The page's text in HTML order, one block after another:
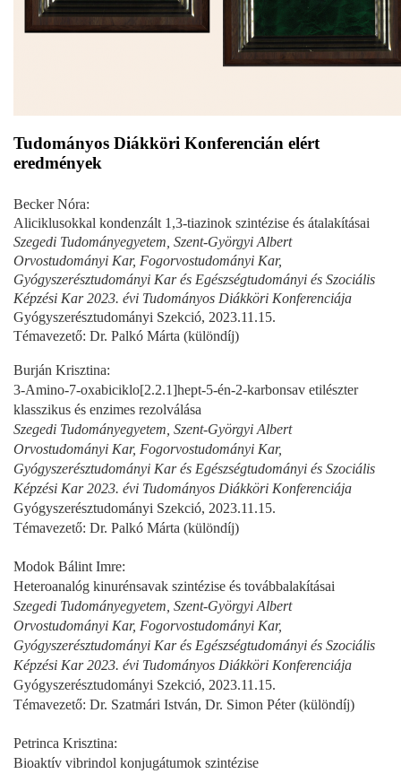
Tudományos Diákköri Konferencián elért
eredmények
Becker Nóra:
Aliciklusokkal kondenzált 1,3-tiazinok szintézise és átalakításai
Szegedi Tudományegyetem, Szent-Györgyi Albert
Orvostudományi Kar, Fogorvostudományi Kar,
Gyógyszerésztudományi Kar és Egészségtudományi és Szociális
Képzési Kar 2023. évi Tudományos Diákköri Konferenciája
Gyógyszerésztudományi Szekció, 2023.11.15.
Témavezető: Dr. Palkó Márta (különdíj)
Burján Krisztina:
3-Amino-7-oxabiciklo[2.2.1]hept-5-én-2-karbonsav etilészter
klasszikus és enzimes rezolválása
Szegedi Tudományegyetem, Szent-Györgyi Albert
Orvostudományi Kar, Fogorvostudományi Kar,
Gyógyszerésztudományi Kar és Egészségtudományi és Szociális
Képzési Kar 2023. évi Tudományos Diákköri Konferenciája
Gyógyszerésztudományi Szekció, 2023.11.15.
Témavezető: Dr. Palkó Márta (különdíj)
Modok Bálint Imre:
Heteroanalóg kinurénsavak szintézise és továbbalakításai
Szegedi Tudományegyetem, Szent-Györgyi Albert
Orvostudományi Kar, Fogorvostudományi Kar,
Gyógyszerésztudományi Kar és Egészségtudományi és Szociális
Képzési Kar 2023. évi Tudományos Diákköri Konferenciája
Gyógyszerésztudományi Szekció, 2023.11.15.
Témavezető: Dr. Szatmári István, Dr. Simon Péter (különdíj)
Petrinca Krisztina:
Bioaktív vibrindol konjugátumok szintézise